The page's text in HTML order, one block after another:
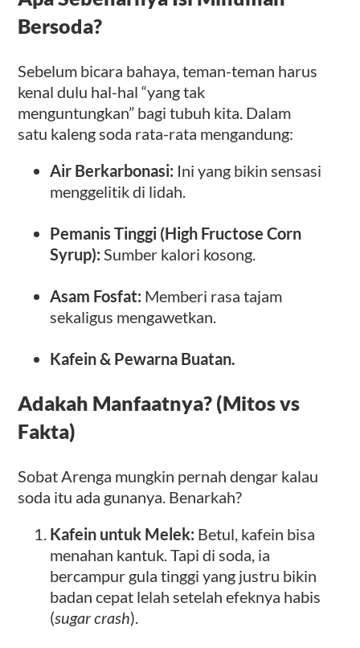
Bersoda?
Sebelum bicara bahaya, teman-teman harus
kenal dulu hal-hal “yang tak
menguntungkan” bagi tubuh kita. Dalam
satu kaleng soda rata-rata mengandung:
Air Berkarbonasi: Ini yang bikin sensasi
menggelitik di lidah.
Pemanis Tinggi (High Fructose Corn
Syrup): Sumber kalori kosong.
Asam Fosfat: Memberi rasa tajam
sekaligus mengawetkan.
Kafein & Pewarna Buatan.
Adakah Manfaatnya? (Mitos vs
Fakta)
Sobat Arenga mungkin pernah dengar kalau
soda itu ada gunanya. Benarkah?
Kafein untuk Melek: Betul, kafein bisa
menahan kantuk. Tapi di soda, ia
bercampur gula tinggi yang justru bikin
badan cepat lelah setelah efeknya habis
(sugar crash).